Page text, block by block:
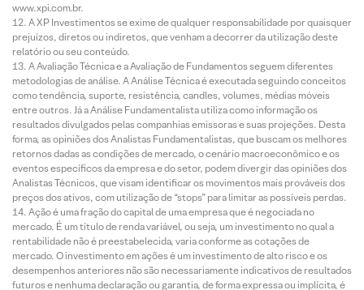
www.xpi.com.br.
A XP Investimentos se exime de qualquer responsabilidade por quaisquer
prejuízos, diretos ou indiretos, que venham a decorrer da utilização deste
relatório ou seu conteúdo.
A Avaliação Técnica e a Avaliação de Fundamentos seguem diferentes
metodologias de análise. A Análise Técnica é executada seguindo conceitos
como tendência, suporte, resistência, candles, volumes, médias móveis
entre outros. Já a Análise Fundamentalista utiliza como informação os
resultados divulgados pelas companhias emissoras e suas projeções. Desta
forma, as opiniões dos Analistas Fundamentalistas, que buscam os melhores
retornos dadas as condições de mercado, o cenário macroeconômico e os
eventos específicos da empresa e do setor, podem divergir das opiniões dos
Analistas Técnicos, que visam identificar os movimentos mais prováveis dos
preços dos ativos, com utilização de “stops” para limitar as possíveis perdas.
Ação é uma fração do capital de uma empresa que é negociada no
mercado. É um título de renda variável, ou seja, um investimento no qual a
rentabilidade não é preestabelecida, varia conforme as cotações de
mercado. O investimento em ações é um investimento de alto risco e os
desempenhos anteriores não são necessariamente indicativos de resultados
futuros e nenhuma declaração ou garantia, de forma expressa ou implícita, é